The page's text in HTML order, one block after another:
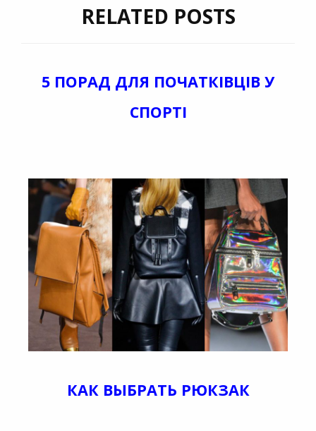
RELATED POSTS
5 ПОРАД ДЛЯ ПОЧАТКІВЦІВ У
СПОРТІ
КАК ВЫБРАТЬ РЮКЗАК